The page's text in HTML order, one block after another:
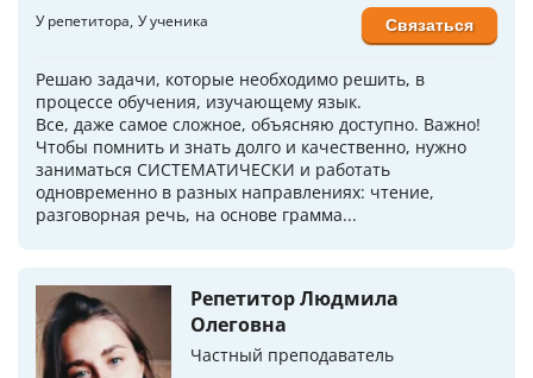
У репетитора У ученика
Решаю задачи, которые необходимо решить, в
процессе обучения, изучающему язык.
Все, даже самое сложное, объясняю доступно. Важно!
Чтобы помнить и знать долго и качественно, нужно
заниматься СИСТЕМАТИЧЕСКИ и работать
одновременно в разных направлениях: чтение,
разговорная речь, на основе грамма...
Связаться
Репетитор Людмила
Олеговна
Частный преподаватель